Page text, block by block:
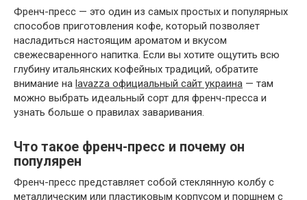
Френч-пресс — это один из самых простых и популярных
способов приготовления кофе, который позволяет
насладиться настоящим ароматом и вкусом
свежесваренного напитка. Если вы хотите ощутить всю
глубину итальянских кофейных традиций, обратите
внимание на lavazza официальный сайт украина — там
можно выбрать идеальный сорт для френч-пресса и
узнать больше о правилах заваривания.
Что такое френч-пресс и почему он
популярен
Френч-пресс представляет собой стеклянную колбу с
металлическим или пластиковым корпусом и поршнем с